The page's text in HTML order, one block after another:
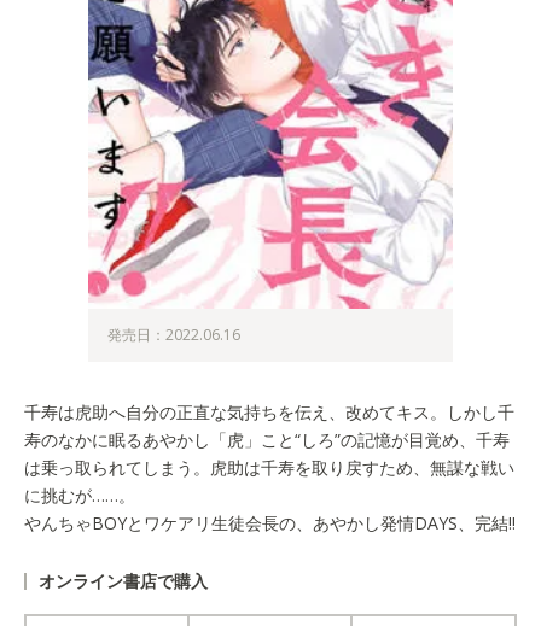
発売日：2022.06.16
千寿は虎助へ自分の正直な気持ちを伝え、改めてキス。しかし千
寿のなかに眠るあやかし「虎」こと“しろ”の記憶が目覚め、千寿
は乗っ取られてしまう。虎助は千寿を取り戻すため、無謀な戦い
に挑むが……。
やんちゃBOYとワケアリ生徒会長の、あやかし発情DAYS、完結!!
オンライン書店で購入